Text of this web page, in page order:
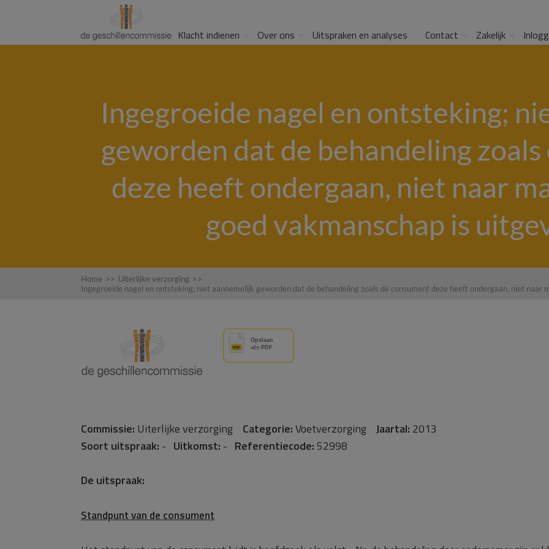
Klacht indienen Over ons Uitspraken en analyses Contact Zakelijk
Ingegroeide nagel en ontsteking;
geworden dat de behandeling
deze heeft ondergaan, niet naar
goed vakmanschap is
Home >> Uiterlijke verzorging >>
Ingegroeide nagel en ontsteking; niet aannemelijk geworden dat de behandeling zoals de consument deze heeft ondergaan, niet naar
Commissie: Uiterlijke verzorging Categorie:Voetverzorging Jaartal: 2013
Soort uitspraak: - Uitkomst: - Referentiecode: 52998
De uitspraak:
Standpunt van de consument